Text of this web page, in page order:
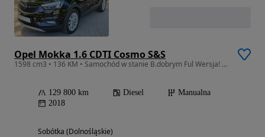
Opel Mokka 1.6 CDTI Cosmo S&S
1598 cm3 • 136 KM • Samochód w stanie B.dobrym Ful Wersja! Skóry,kamera,Navi,Ful Led itd:
129 800 km Diesel
Manualna
2018
Sobótka (Dolnośląskie)